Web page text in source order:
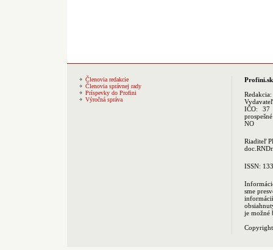
Členovia redakcie
Členovia správnej rady
Príspevky do Profini
Výročná správa
Profini.sk
Redakcia:
IČO: 37
NO
Riaditeľ
ISSN:
sme
je možné